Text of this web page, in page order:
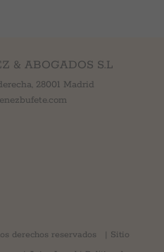
& ABOGADOS S.L
28001 Madrid
derechos reservados | Sitio